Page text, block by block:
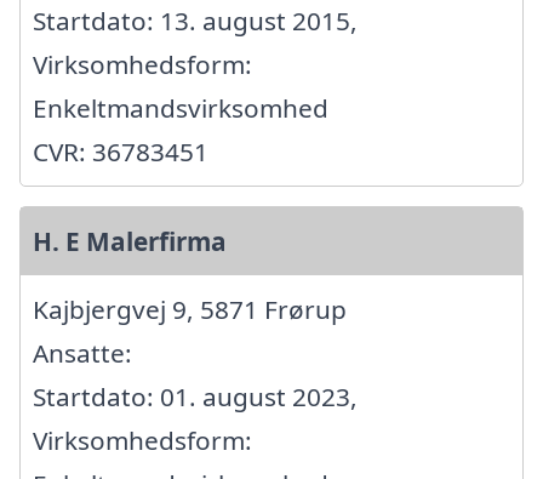
Startdato: 13. august 2015,
Virksomhedsform:
Enkeltmandsvirksomhed
CVR: 36783451
H. E Malerfirma
Kajbjergvej 9, 5871 Frørup
Ansatte:
Startdato: 01. august 2023,
Virksomhedsform: